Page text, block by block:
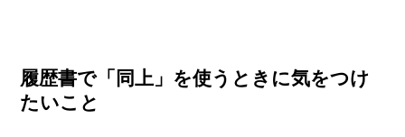
履歴書で「同上」を使うときに気をつけ
たいこと